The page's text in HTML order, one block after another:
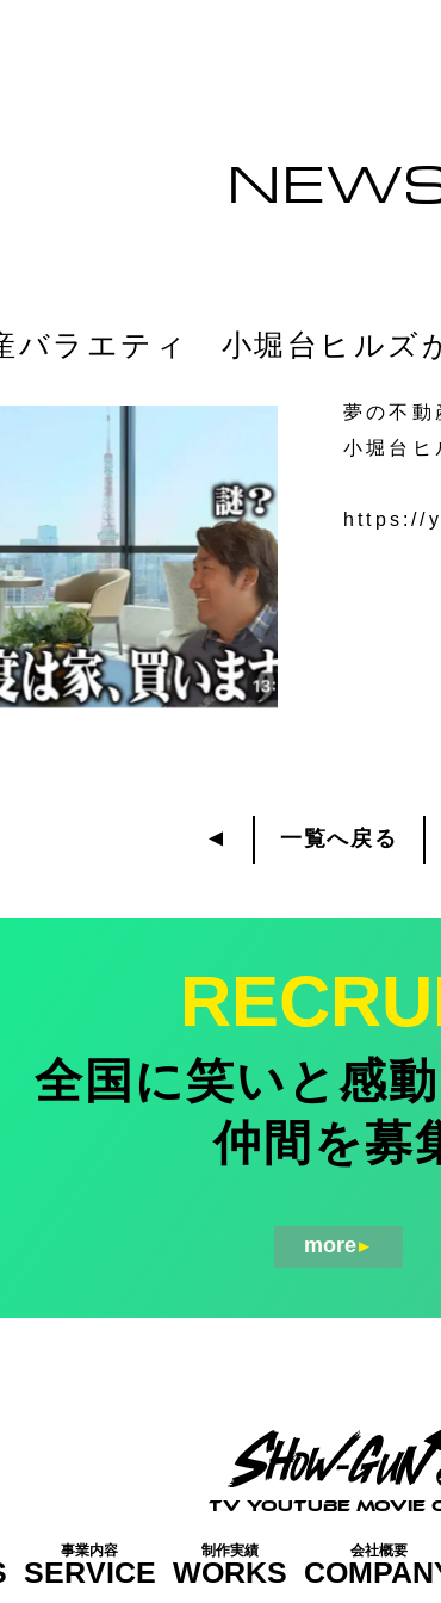
バラエティ 小堀台ヒルズ
夢の不動
小堀台ヒ
https://
▼ 一覧へ戻る
全国に笑いと感
仲間を募
more▼
TV YOUTUBE MOVIE
事業内容
SERVICE
制作実績
WORKS
会社概要